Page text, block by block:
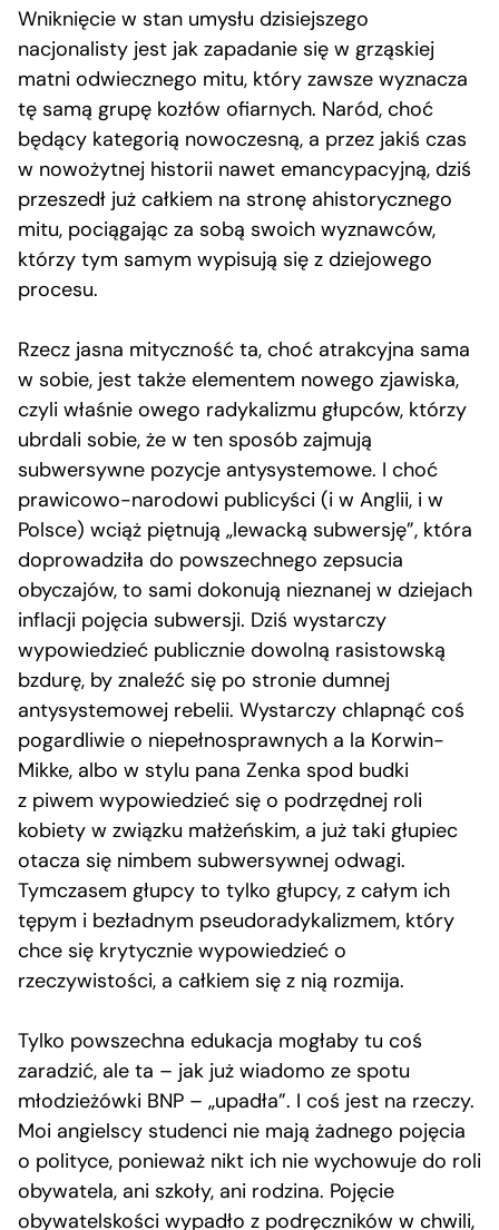
Wniknięcie w stan umysłu dzisiejszego
nacjonalisty jest jak zapadanie się w grząskiej
matni odwiecznego mitu, który zawsze wyznacza
tę samą grupę kozłów ofiarnych. Naród, choć
będący kategorią nowoczesną, a przez jakiś czas
w nowożytnej historii nawet emancypacyjną, dziś
przeszedł już całkiem na stronę ahistorycznego
mitu, pociągając za sobą swoich wyznawców,
którzy tym samym wypisują się z dziejowego
procesu.
Rzecz jasna mityczność ta, choć atrakcyjna sama
w sobie, jest także elementem nowego zjawiska,
czyli właśnie owego radykalizmu głupców, którzy
ubrdali sobie, że w ten sposób zajmują
subwersywne pozycje antysystemowe. I choć
prawicowo-narodowi publicyści (i w Anglii, i w
Polsce) wciąż piętnują „lewacką subwersję”, która
doprowadziła do powszechnego zepsucia
obyczajów, to sami dokonują nieznanej w dziejach
inflacji pojęcia subwersji. Dziś wystarczy
wypowiedzieć publicznie dowolną rasistowską
bzdurę, by znaleźć się po stronie dumnej
antysystemowej rebelii. Wystarczy chlapnąć coś
pogardliwie o niepełnosprawnych a la Korwin-
Mikke, albo w stylu pana Zenka spod budki
z piwem wypowiedzieć się o podrzędnej roli
kobiety w związku małżeńskim, a już taki głupiec
otacza się nimbem subwersywnej odwagi.
Tymczasem głupcy to tylko głupcy, z całym ich
tępym i bezładnym pseudoradykalizmem, który
chce się krytycznie wypowiedzieć o
rzeczywistości, a całkiem się z nią rozmija.
Tylko powszechna edukacja mogłaby tu coś
zaradzić, ale ta – jak już wiadomo ze spotu
młodzieżówki BNP – „upadła”. I coś jest na rzeczy.
Moi angielscy studenci nie mają żadnego pojęcia
o polityce, ponieważ nikt ich nie wychowuje do roli
obywatela, ani szkoły, ani rodzina. Pojęcie
obywatelskości wypadło z podręczników w chwili,